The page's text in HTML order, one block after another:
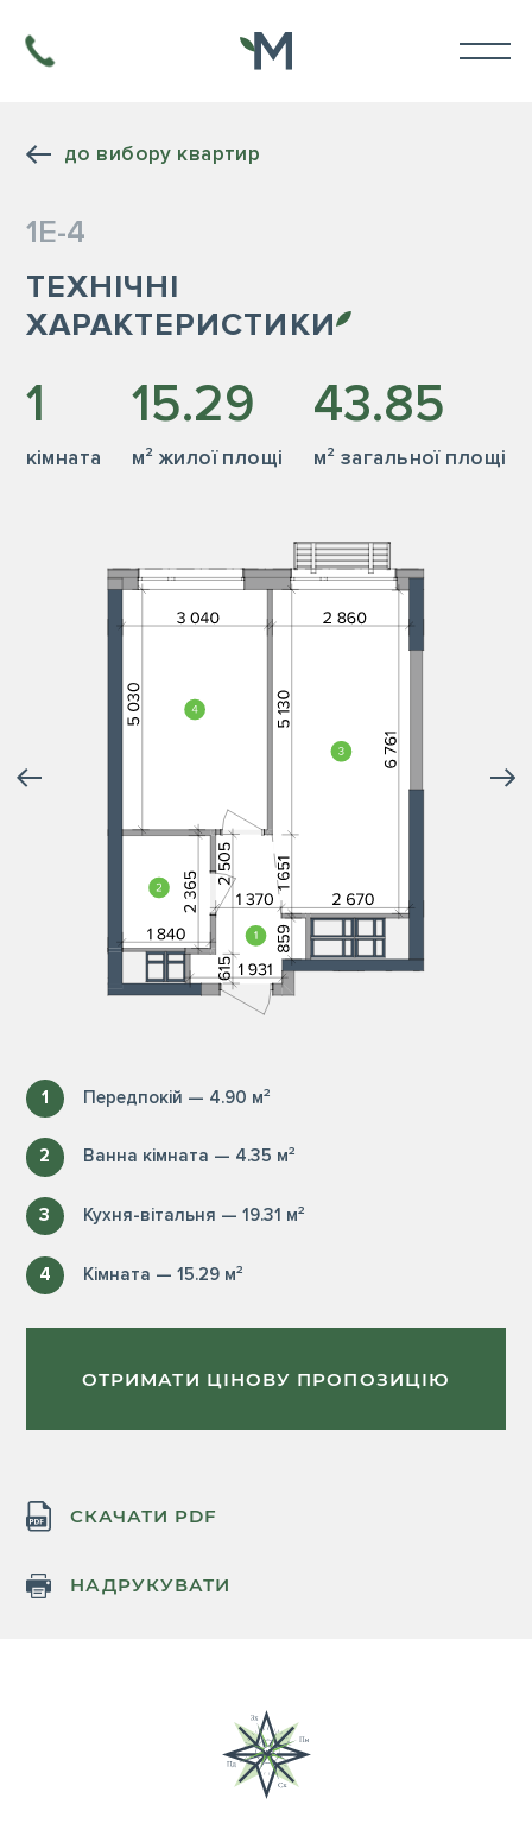
до вибору квартир
1Е-4
ТЕХНІЧНІ
ХАРАКТЕРИСТИКИ
1
кiмната
15.29
м² жилої площі
43.85
м² загальної площі
1 Передпокій — 4.90 м²
2 Ванна кімната — 4.35 м²
3 Кухня-вітальня — 19.31 м²
4 Кімната — 15.29 м²
ОТРИМАТИ ЦІНОВУ ПРОПОЗИЦІЮ
СКАЧАТИ PDF
НАДРУКУВАТИ